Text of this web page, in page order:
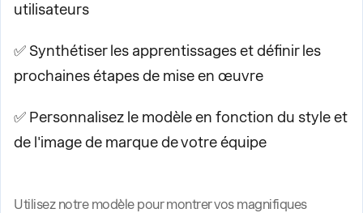
utilisateurs
✅ Synthétiser les apprentissages et définir les
prochaines étapes de mise en œuvre
✅ Personnalisez le modèle en fonction du style et
de l'image de marque de votre équipe
Utilisez notre modèle pour montrer vos magnifiques